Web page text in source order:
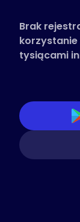
Brak
korzystanie
tysiącami